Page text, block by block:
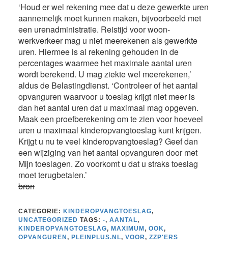
‘Houd er wel rekening mee dat u deze gewerkte uren
aannemelijk moet kunnen maken, bijvoorbeeld met
een urenadministratie. Reistijd voor woon-
werkverkeer mag u niet meerekenen als gewerkte
uren. Hiermee is al rekening gehouden in de
percentages waarmee het maximale aantal uren
wordt berekend. U mag ziekte wel meerekenen,’
aldus de Belastingdienst. ‘Controleer of het aantal
opvanguren waarvoor u toeslag krijgt niet meer is
dan het aantal uren dat u maximaal mag opgeven.
Maak een proefberekening om te zien voor hoeveel
uren u maximaal kinderopvangtoeslag kunt krijgen.
Krijgt u nu te veel kinderopvangtoeslag? Geef dan
een wijziging van het aantal opvanguren door met
Mijn toeslagen. Zo voorkomt u dat u straks toeslag
moet terugbetalen.’
bron
CATEGORIE: KINDEROPVANGTOESLAG,
UNCATEGORIZED TAGS: -, AANTAL,
KINDEROPVANGTOESLAG, MAXIMUM, OOK,
OPVANGUREN, PLEINPLUS.NL, VOOR, ZZP'ERS